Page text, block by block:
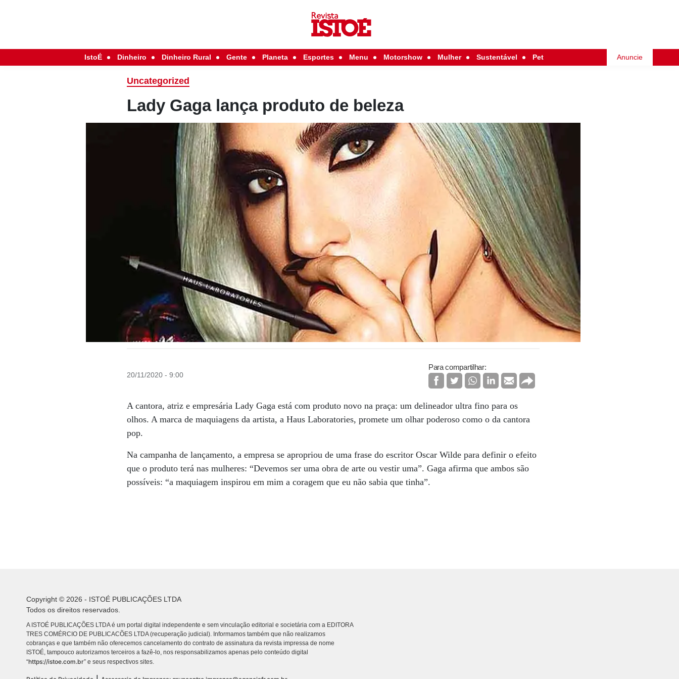
IstoÉ Dinheiro Dinheiro Rural Gente Planeta Esportes Menu Motorshow Mulher Sustentável Pet Anuncie
Uncategorized
Lady Gaga lança produto de beleza
20/11/2020 - 9:00
Para compartilhar:
A cantora, atriz e empresária Lady Gaga está com produto novo na praça: um delineador ultra fino para os
olhos. A marca de maquiagens da artista, a Haus Laboratories, promete um olhar poderoso como o da cantora
pop.
Na campanha de lançamento, a empresa se apropriou de uma frase do escritor Oscar Wilde para definir o efeito
que o produto terá nas mulheres: “Devemos ser uma obra de arte ou vestir uma”. Gaga afirma que ambos são
possíveis: “a maquiagem inspirou em mim a coragem que eu não sabia que tinha”.
Copyright © 2026 - ISTOÉ PUBLICAÇÕES LTDA
Todos os direitos reservados.
A ISTOÉ PUBLICAÇÕES LTDA é um portal digital independente e sem vinculação editorial e societária com a EDITORA
TRES COMÉRCIO DE PUBLICACÕES LTDA (recuperação judicial). Informamos também que não realizamos
cobranças e que também não oferecemos cancelamento do contrato de assinatura da revista impressa de nome
ISTOÉ, tampouco autorizamos terceiros a fazê-lo, nos responsabilizamos apenas pelo conteúdo digital
“https://istoe.com.br” e seus respectivos sites.